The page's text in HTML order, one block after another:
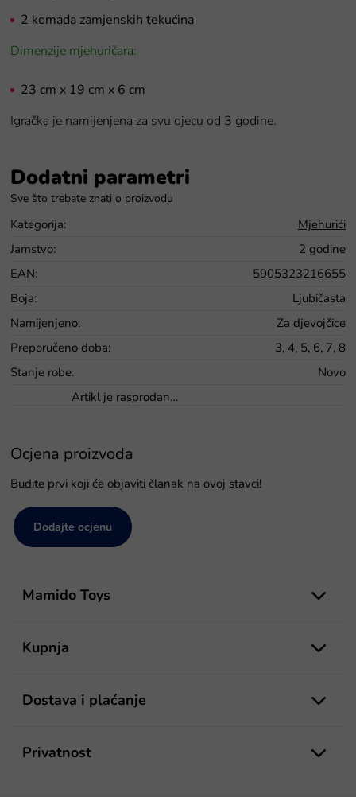
2 komada zamjenskih tekućina
Dimenzije mjehuričara:
23 cm x 19 cm x 6 cm
Igračka je namijenjena za svu djecu od 3 godine.
Dodatni parametri
Kategorija:
Mjehurići
Jamstvo:
2 godine
EAN:
5905323216655
Boja:
Ljubičasta
Namijenjeno:
Za djevojčice
Preporučeno doba:
3, 4, 5, 6, 7, 8
Stanje robe:
Novo
Artikl je rasprodan…
Ocjena proizvoda
Budite prvi koji će objaviti članak na ovoj stavci!
Dodajte ocjenu
Mamido Toys
Kupnja
Dostava i plaćanje
Privatnost